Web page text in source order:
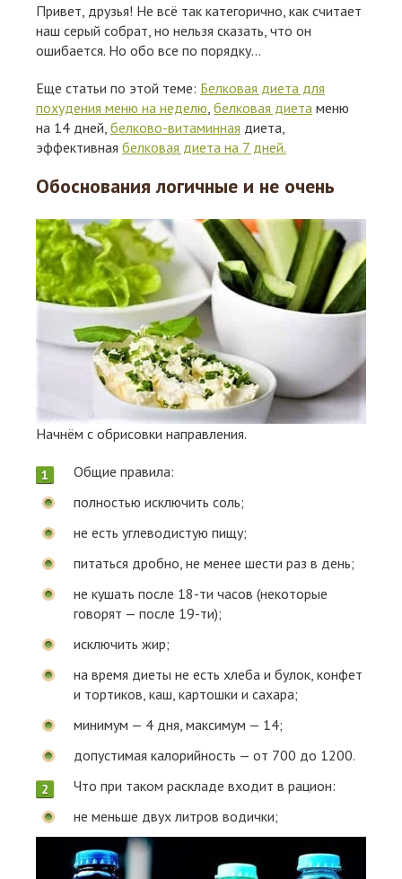
Привет, друзья! Не всё так категорично, как считает
наш серый собрат, но нельзя сказать, что он
ошибается. Но обо все по порядку...
Еще статьи по этой теме: Белковая диета для
похудения меню на неделю, белковая диета меню
на 14 дней, белково-витаминная диета,
эффективная белковая диета на 7 дней.
Обоснования логичные и не очень
Начнём с обрисовки направления.
Общие правила:
полностью исключить соль;
не есть углеводистую пищу;
питаться дробно, не менее шести раз в день;
не кушать после 18-ти часов (некоторые
говорят — после 19-ти);
исключить жир;
на время диеты не есть хлеба и булок, конфет
и тортиков, каш, картошки и сахара;
минимум — 4 дня, максимум — 14;
допустимая калорийность — от 700 до 1200.
Что при таком раскладе входит в рацион:
не меньше двух литров водички;